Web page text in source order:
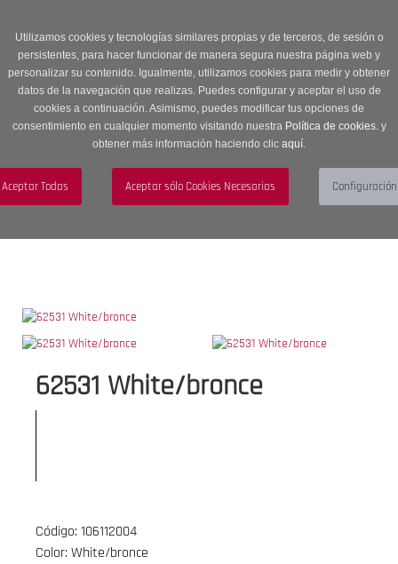
Utilizamos cookies y tecnologías similares propias y de terceros, de sesión o
persistentes, para hacer funcionar de manera segura nuestra página web y
personalizar su contenido. Igualmente, utilizamos cookies para medir y obtener
datos de la navegación que realizas. Puedes configurar y aceptar el uso de
cookies a continuación. Asimismo, puedes modificar tus opciones de
consentimiento en cualquier momento visitando nuestra Política de cookies.y
obtener más información haciendo clic aquí.
descuento en Sección OUTLET con código OUTLET20
navigation
Menú
62531 White/bronce
Código: 106112004
Color: White/bronce